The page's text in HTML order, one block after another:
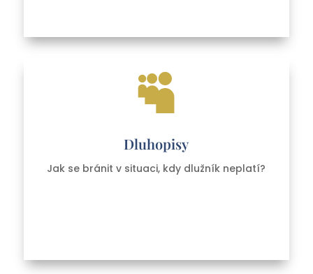

Dluhopisy
Jak se bránit v situaci, kdy dlužník neplatí?